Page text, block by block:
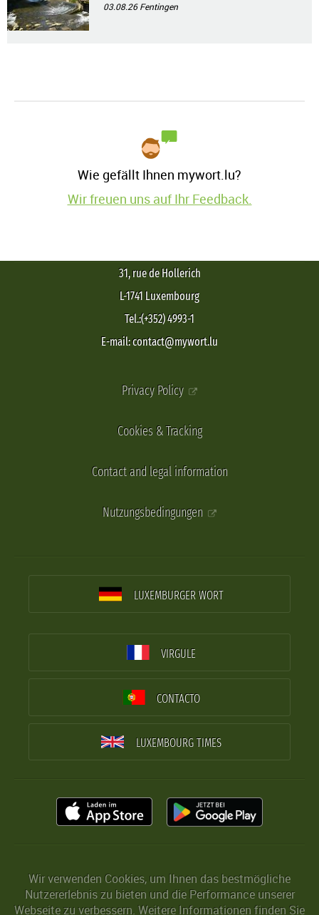
03.08.26Fentingen
Wie gefällt Ihnen mywort.lu?
Wir freuen uns auf Ihr Feedback.
31, rue de Hollerich
L-1741 Luxembourg
Tel.:(+352) 4993-1
E-mail: contact@mywort.lu
Privacy Policy
Cookies & Tracking
Contact and legal information
Nutzungsbedingungen
LUXEMBURGER WORT
VIRGULE
CONTACTO
LUXEMBOURG TIMES
Wir verwenden Cookies, um Ihnen das bestmögliche
Nutzererlebnis zu bieten und die Performance unserer
Webseite zu verbessern. Weitere Informationen finden Sie